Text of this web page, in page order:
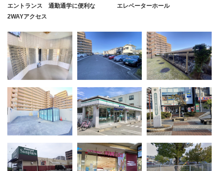
エントランス 通勤通学に便利な
2WAYアクセス
エレベーターホール